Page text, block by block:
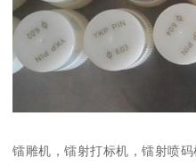
镭雕机，镭射打标机，镭射喷